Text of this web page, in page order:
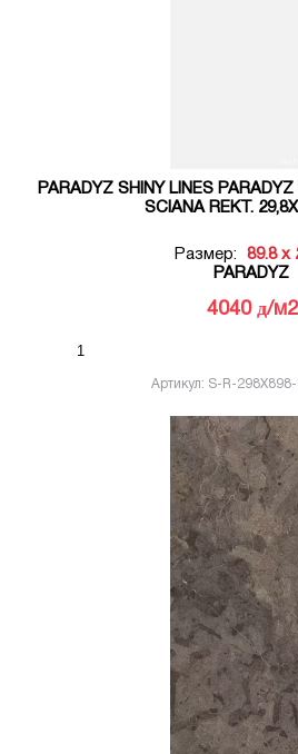
PARADYZ SHINY LINES
SCIANA REKT.
Размер:
89.8 x
PARADYZ
4040 д/м2
Артикул: S-R-298X898-